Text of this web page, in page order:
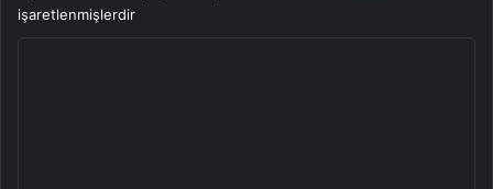
işaretlenmişlerdir